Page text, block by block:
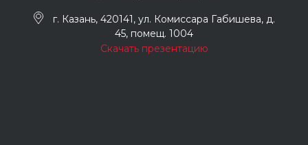
г. Казань, 420141, ул. Комиссара Габишева, д.
45, помещ. 1004
Скачать презентацию